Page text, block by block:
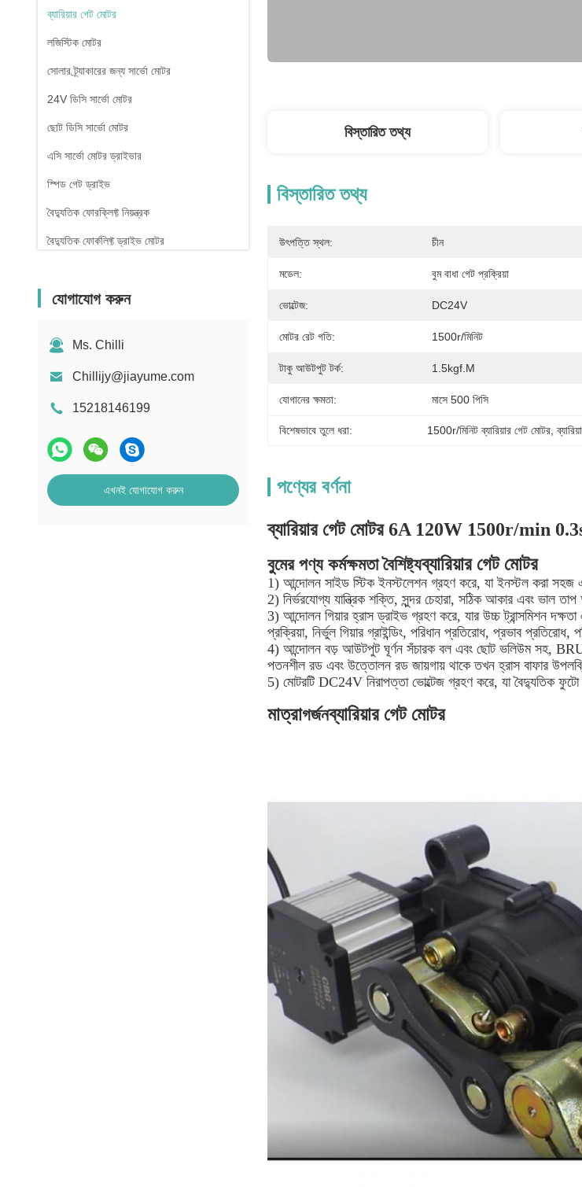
ব্যারিয়ার গেট মোটর
লজিস্টিক মোটর
সোলার ট্র্যাকারের জন্য সার্ভো মোটর
24V ডিসি সার্ভো মোটর
ছোট ডিসি সার্ভো মোটর
এসি সার্ভো মোটর ড্রাইভার
স্পিড গেট ড্রাইভ
বৈদ্যুতিক ফোরক্লিফ্ট নিয়ন্ত্রক
বৈদ্যুতিক ফোর্কলিফ্ট ড্রাইভ মোটর
যোগাযোগ করুন
Ms. Chilli
Chillijy@jiayume.com
15218146199
এখনই যোগাযোগ করুন
বিস্তারিত তথ্য
বিস্তারিত তথ্য
উৎপত্তি স্থল: চীন
মডেল: বুম বাধা গেট প্রক্রিয়া
ভোল্টেজ: DC24V
মোটর রেট গতি: 1500r/মিনিট
টাকু আউটপুট টর্ক: 1.5kgf.m
যোগানের ক্ষমতা: মাসে 500 পিসি
বিশেষভাবে তুলে ধরা: 1500r/মিনিট ব্যারিয়ার গেট মোটর ,
পণ্যের বর্ণনা
ব্যারিয়ার গেট মোটর 6A 120W 1500r/min
বুমের পণ্য কর্মক্ষমতা বৈশিষ্ট্যব্যারিয়ার গেট মোটর
1) আন্দোলন সাইড স্টিক ইনস্টলেশন গ্রহণ করে, যা ইনস্টল করা সহজ
2) নির্ভরযোগ্য যান্ত্রিক শক্তি, সুন্দর চেহারা, সঠিক আকার এবং ভাল
3) আন্দোলন গিয়ার হ্রাস ড্রাইভ গ্রহণ করে, যার উচ্চ ট্রান্সমিশন
প্রক্রিয়া, নির্ভুল গিয়ার গ্রাইন্ডিং, পরিধান প্রতিরোধ, প্রভাব প্রতিরোধ,
4) আন্দোলন বড় আউটপুট ঘূর্ণন সঁচারক বল এবং ছোট ভলিউম সহ,
পতনশীল রড এবং উত্তোলন রড জায়গায় থাকে তখন হ্রাস বাফার
5) মোটরটি DC24V নিরাপত্তা ভোল্টেজ গ্রহণ করে, যা বৈদ্যুতিক ফুটো
মাত্রাগর্জনব্যারিয়ার গেট মোটর